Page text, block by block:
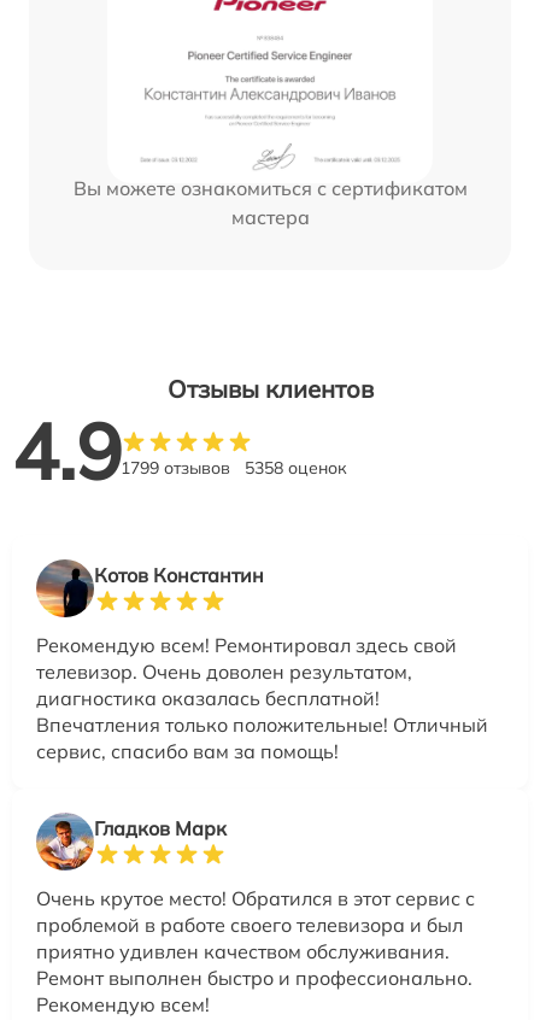
Вы можете ознакомиться с сертификатом
мастера
Отзывы клиентов
4.91799 отзывов 5358 оценок
Котов Константин
Рекомендую всем! Ремонтировал здесь свой
телевизор. Очень доволен результатом,
диагностика оказалась бесплатной!
Впечатления только положительные! Отличный
сервис, спасибо вам за помощь!
Гладков Марк
Очень крутое место! Обратился в этот сервис с
проблемой в работе своего телевизора и был
приятно удивлен качеством обслуживания.
Ремонт выполнен быстро и профессионально.
Рекомендую всем!